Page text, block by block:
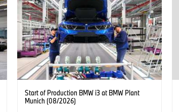
Start of Production BMW i3 at BMW Plant
Munich (08/2026)